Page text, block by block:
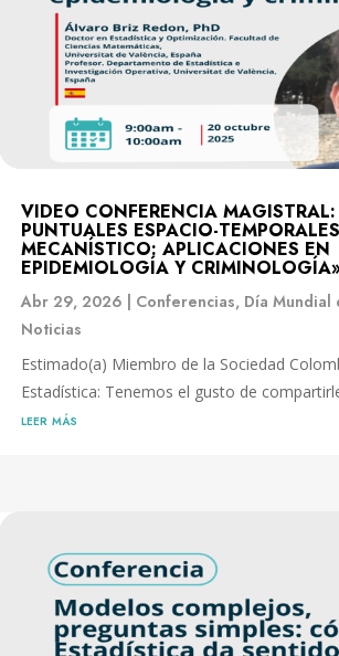
VIDEO CONFERENCIA MAGISTRAL:
PUNTUALES ESPACIO-
MECANÍSTICO: APLICACIONES EN
EPIDEMIOLOGÍA Y CRIMINOLOGÍA»
Abr 29, 2026 Conferencias, Día Mundial
Noticias
Estimado(a) Miembro de la Sociedad
Estadística: Tenemos el gusto de
leer más